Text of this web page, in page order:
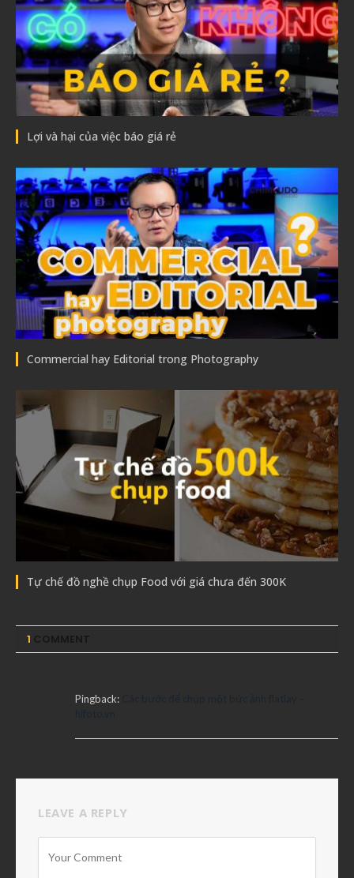
Lợi và hại của việc báo giá rẻ
Commercial hay Editorial trong Photography
Tự chế đồ nghề chụp Food với giá chưa đến 300K
1
Pingback:
LEAVE A REPLY